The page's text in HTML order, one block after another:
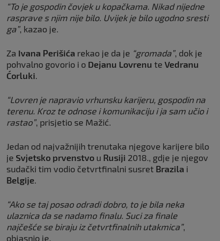
“To je gospodin čovjek u kopačkama. Nikad nijedne
rasprave s njim nije bilo. Uvijek je bilo ugodno sresti
ga”, kazao je.
Za Ivana Perišića rekao je da je “gromada”, dok je
pohvalno govorio i o Dejanu Lovrenu te Vedranu
Ćorluki.
“Lovren je napravio vrhunsku karijeru, gospodin na
terenu. Kroz te odnose i komunikaciju i ja sam učio i
rastao”, prisjetio se Mažić.
Jedan od najvažnijih trenutaka njegove karijere bilo
je Svjetsko prvenstvo u Rusiji 2018., gdje je njegov
sudački tim vodio četvrtfinalni susret Brazila i
Belgije.
“Ako se taj posao odradi dobro, to je bila neka
ulaznica da se nadamo finalu. Suci za finale
najčešće se biraju iz četvrtfinalnih utakmica”,
objasnio je.